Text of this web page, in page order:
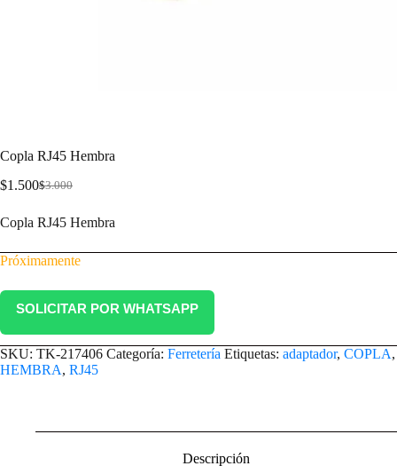
Copla RJ45 Hembra
$3.000
$1.500
Copla RJ45 Hembra
Próximamente
SOLICITAR POR WHATSAPP
SKU: TK-217406 Categoría: Ferretería Etiquetas: adaptador, COPLA,
HEMBRA, RJ45
Descripción